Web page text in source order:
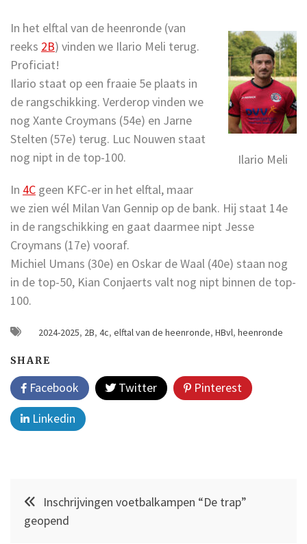
Ilario Meli
In het elftal van de heenronde (van
reeks 2B) vinden we Ilario Meli terug.
Proficiat!
Ilario staat op een fraaie 5e plaats in
de rangschikking. Verderop vinden we
nog Xante Croymans (54e) en Jarne
Stelten (57e) terug. Luc Nouwen staat
nog nipt in de top-100.
In 4C geen KFC-er in het elftal, maar
we zien wél Milan Van Gennip op de bank. Hij staat 14e
in de rangschikking en gaat daarmee nipt Jesse
Croymans (17e) vooraf.
Michiel Umans (30e) en Oskar de Waal (40e) staan nog
in de top-50, Kian Conjaerts valt nog nipt binnen de top-
100.
2024-2025, 2B, 4c, elftal van de heenronde, HBvl, heenronde
SHARE
Facebook Twitter
Pinterest
Linkedin
Post
navigation
Inschrijvingen voetbalkampen “De trap”
geopend